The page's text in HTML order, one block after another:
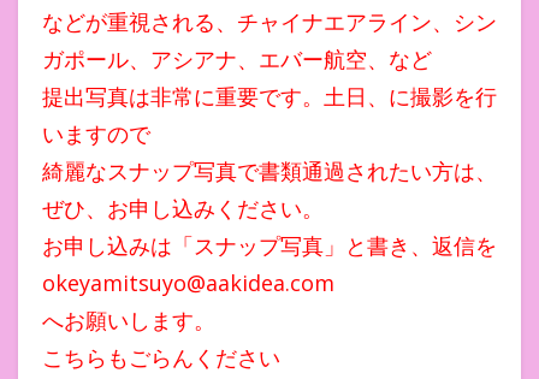
などが重視される、チャイナエアライン、シン
ガポール、アシアナ、エバー航空、など
提出写真は非常に重要です。土日、に撮影を行
いますので
綺麗なスナップ写真で書類通過されたい方は、
ぜひ、お申し込みください。
お申し込みは「スナップ写真」と書き、返信を
okeyamitsuyo@aakidea.com
へお願いします。
こちらもごらんください